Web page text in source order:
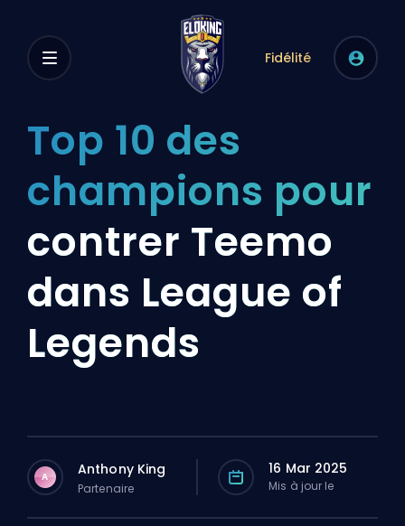
Fidélité
Top 10 des
champions pour
contrer Teemo
dans League of
Legends
A Anthony King
Partenaire
16 Mar 2025
Mis à jour le